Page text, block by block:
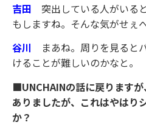
吉田 突出している人がいる
もしますね。そんな気がせぇ
谷川 まあね。周りを見ると
けることが難しいのかなと。
■UNCHAINの話に戻ります
ありましたが、これはやはり
か？